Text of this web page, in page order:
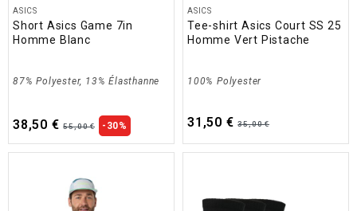
ASICS
Short Asics Game 7in
Homme Blanc
87% Polyester, 13% Élasthanne
38,50 € 55,00 € -30%
ASICS
Tee-shirt Asics Court SS 25
Homme Vert Pistache
100% Polyester
31,50 € 35,00 €